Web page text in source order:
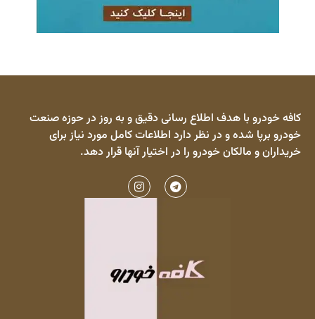
کافه خودرو با هدف اطلاع رسانی دقیق و به روز در حوزه صنعت
خودرو برپا شده و در نظر دارد اطلاعات کامل مورد نیاز برای
خریداران و مالکان خودرو را در اختیار آنها قرار دهد.